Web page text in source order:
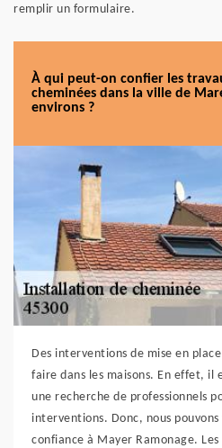
remplir un formulaire.
À qui peut-on confier les
cheminées dans la ville de
environs ?
Des interventions de mise en
faire dans les maisons. En effet,
une recherche de professionnels
interventions. Donc, nous
confiance à Mayer Ramonage.